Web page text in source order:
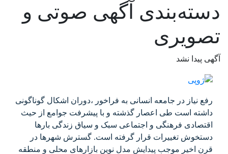
دسته‌بندی آگهی صوتی و
تصویری
آگهی پیدا نشد
رفع نیاز در جامعه انسانی به فراخور ،دوران اشکال گوناگونی
داشته است طی اعصار گذشته و با پیشرفت جوامع از حیث
اقتصادی فرهنگی و اجتماعی سبک و سیاق زندگی بارها
دستخوش تغییرات قرار گرفته است. گسترش شهرها در
قرن اخیر موجب پیدایش مدل نوین بازارهای محلی و منطقه